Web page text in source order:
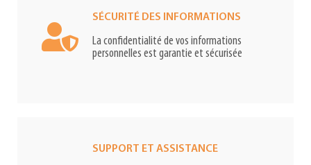
SÉCURITÉ DES INFORMATIONS
La confidentialité de vos informations
personnelles est garantie et sécurisée
SUPPORT ET ASSISTANCE